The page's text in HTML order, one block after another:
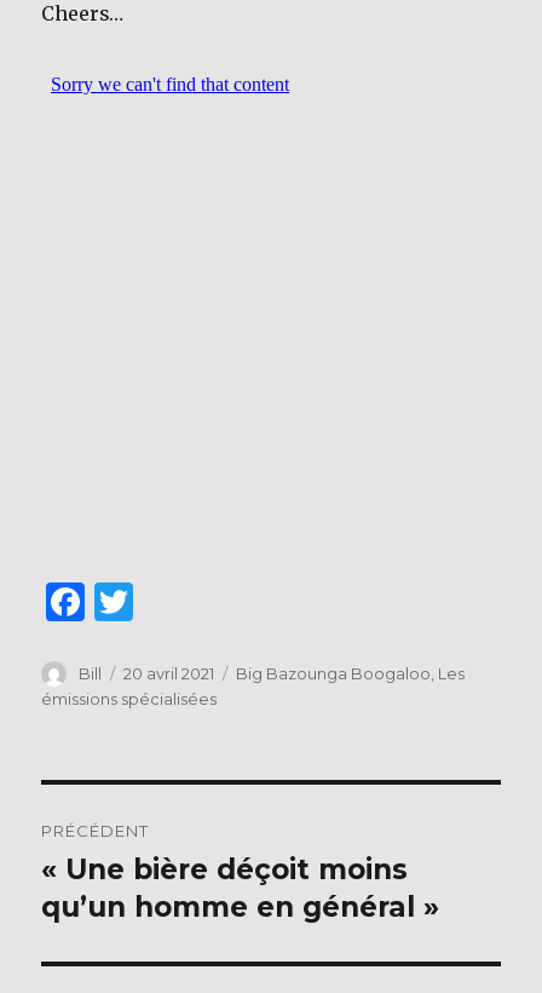
Cheers…
F
c
e
o
o
k
it
te
Auteur
Bill
Publié
le
20 avril 2021 Catégories
Big Bazounga Boogaloo, Les
émissions spécialisées
de
l’article
PRÉCÉDENT
Publication
précédente :
« Une bière déçoit moins
qu’un homme en général »